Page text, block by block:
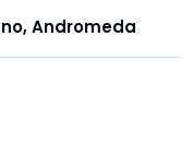
Andromeda